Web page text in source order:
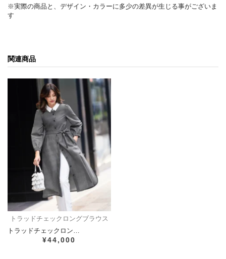
※実際の商品と、デザイン・カラーに多少の差異が生じる事がございま
す
関連商品
トラッドチェックロングブラウス
トラッドチェックロン…
¥44,000